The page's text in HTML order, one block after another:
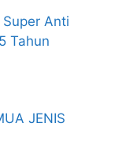
Anti
Tahun
JENIS